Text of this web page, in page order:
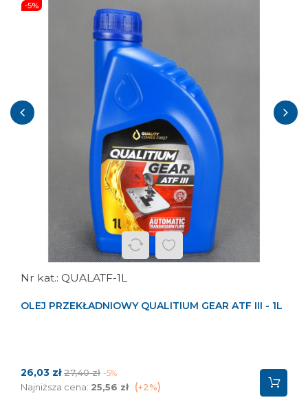
-5%
QUALATF-1L
OLEJ PRZEKŁADNIOWY QUALITIUM GEAR ATF III - 1L
Cena
26,03 zł Cena
podstawowa
27,40 zł -5%
Najniższa cena: 25,56 zł +2%